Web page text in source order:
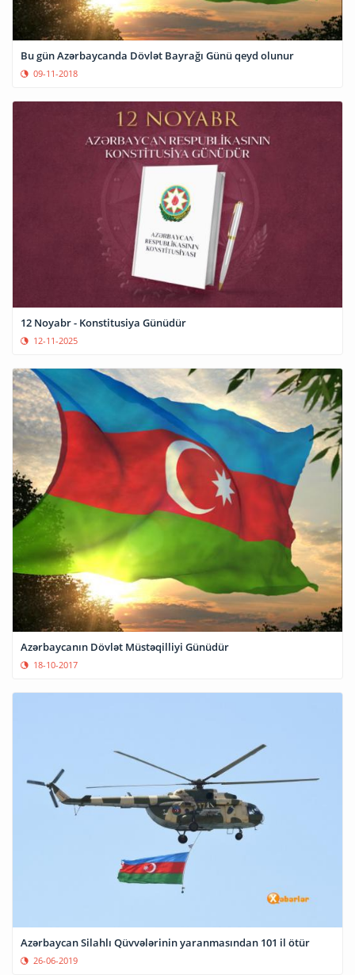
Bu gün Azərbaycanda Dövlət Bayrağı Günü qeyd olunur
09-11-2018
12 Noyabr - Konstitusiya Günüdür
12-11-2025
Azərbaycanın Dövlət Müstəqilliyi Günüdür
18-10-2017
Azərbaycan Silahlı Qüvvələrinin yaranmasından 101 il ötür
26-06-2019